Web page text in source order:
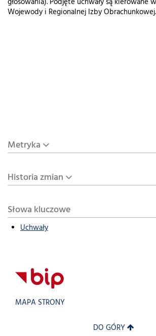
Wojewody i Regionalnej Izby Obrachunkowej.
Metryka
Historia zmian
Słowa kluczowe
Uchwały
MAPA STRONY
DO GÓRY